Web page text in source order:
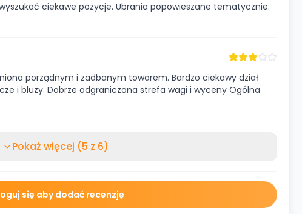
ciekawe pozycje. Ubrania popowieszane tematycznie.
porządnym i zadbanym towarem. Bardzo ciekawy dział
i bluzy. Dobrze odgraniczona strefa wagi i wyceny Ogólna
Pokaż więcej (5 z 6)
się aby dodać recenzję